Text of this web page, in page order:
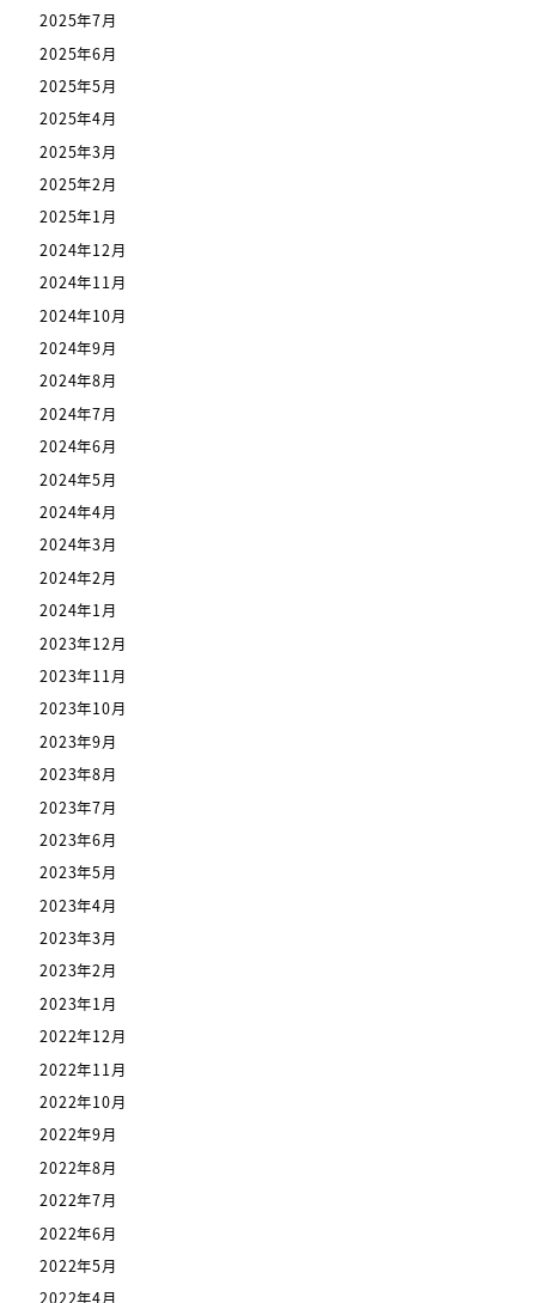
2025年7月
2025年6月
2025年5月
2025年4月
2025年3月
2025年2月
2025年1月
2024年12月
2024年11月
2024年10月
2024年9月
2024年8月
2024年7月
2024年6月
2024年5月
2024年4月
2024年3月
2024年2月
2024年1月
2023年12月
2023年11月
2023年10月
2023年9月
2023年8月
2023年7月
2023年6月
2023年5月
2023年4月
2023年3月
2023年2月
2023年1月
2022年12月
2022年11月
2022年10月
2022年9月
2022年8月
2022年7月
2022年6月
2022年5月
2022年4月